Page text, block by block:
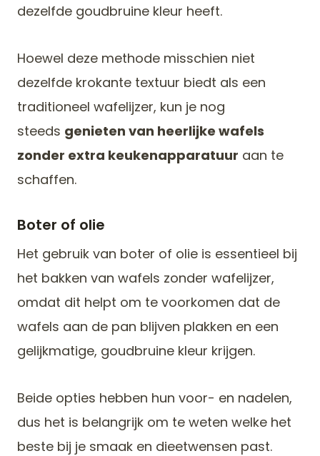
dezelfde goudbruine kleur heeft.
Hoewel deze methode misschien niet
dezelfde krokante textuur biedt als een
traditioneel wafelijzer, kun je nog
steeds genieten van heerlijke wafels
zonder extra keukenapparatuur aan te
schaffen.
Boter of olie
Het gebruik van boter of olie is essentieel bij
het bakken van wafels zonder wafelijzer,
omdat dit helpt om te voorkomen dat de
wafels aan de pan blijven plakken en een
gelijkmatige, goudbruine kleur krijgen.
Beide opties hebben hun voor- en nadelen,
dus het is belangrijk om te weten welke het
beste bij je smaak en dieetwensen past.